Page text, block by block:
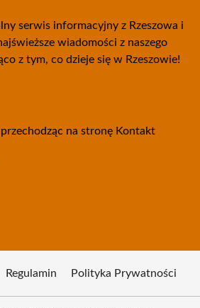
serwis informacyjny z Rzeszowa i
wiadomości z naszego
z tym, co dzieje się w Rzeszowie!
na stronę Kontakt
Regulamin Polityka Prywatności